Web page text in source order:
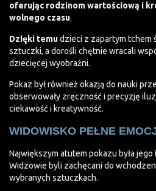
oferując rodzinom wartościową i
wolnego czasu.
Dzięki temudzieci z zapartym tchem
sztuczki, a dorośli chętnie wracali
dziecięcej wyobraźni.
Pokaz był również okazją do nauki
obserwowały zręczność i precyzję
ciekawość i kreatywność.
WIDOWISKO PEŁNE
Największym atutem pokazu była jego
Widzowie byli zachęcani do
wybranych sztuczkach.